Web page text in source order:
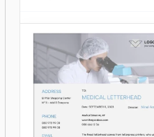
Papel timbrado
médico estruturado
Quando se trata de saúde,
profissionalismo e
confiança são